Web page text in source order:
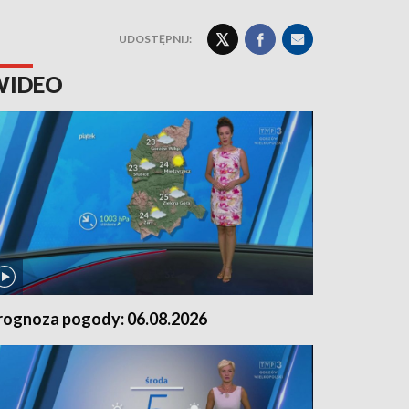
UDOSTĘPNIJ:
pogody: 06.08.2026